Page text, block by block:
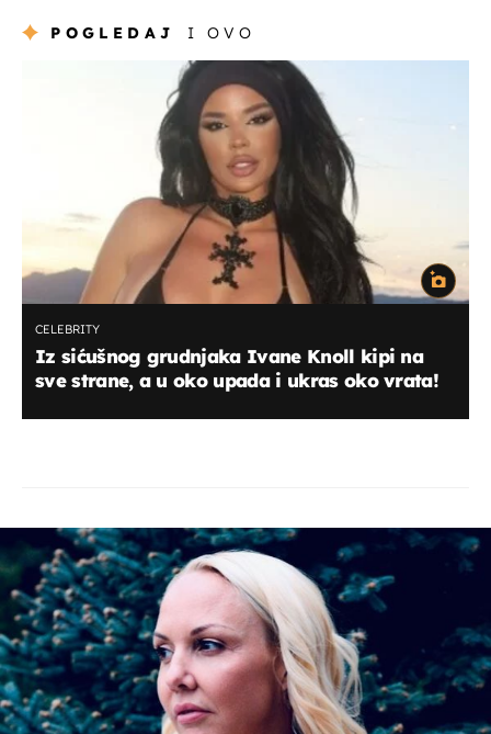
POGLEDAJ I OVO
CELEBRITY
Iz sićušnog grudnjaka Ivane Knoll kipi na
sve strane, a u oko upada i ukras oko vrata!